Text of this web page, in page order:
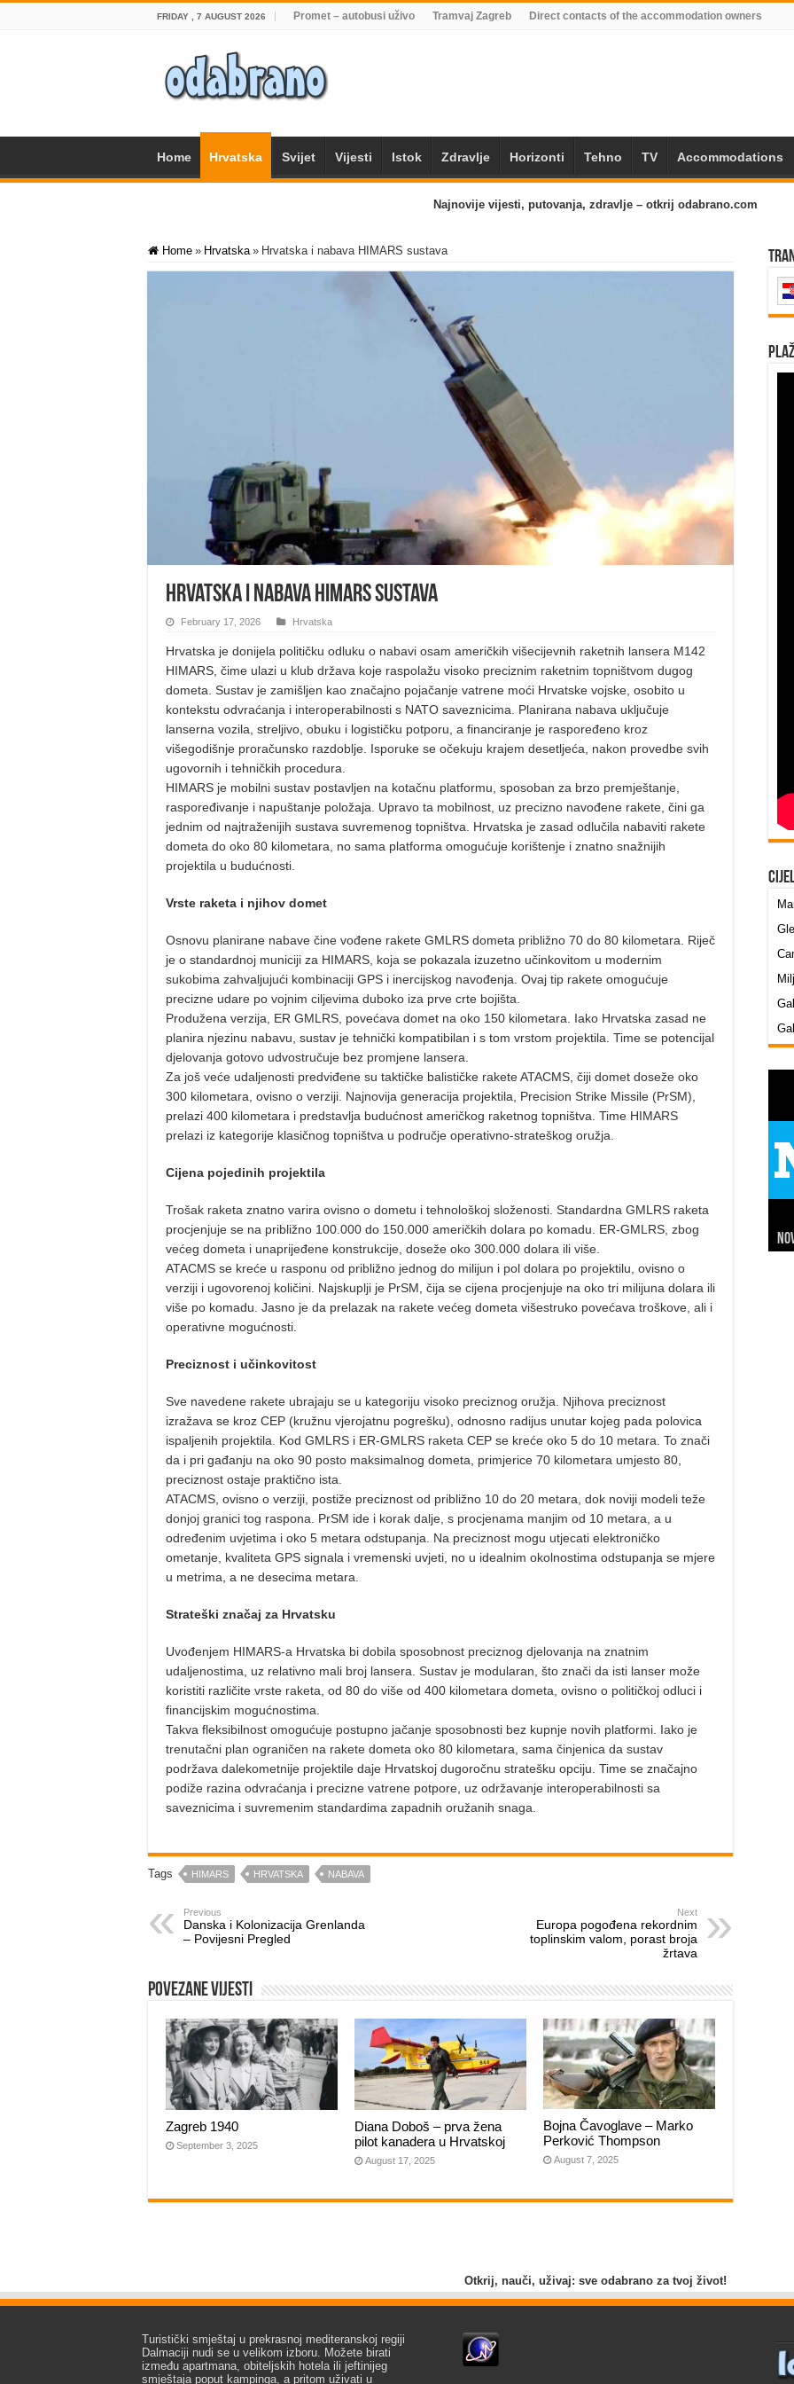
FRIDAY , 7 AUGUST 2026 Promet – autobusi uživo Tramvaj Zagreb Direct contacts of the accommodation owners
Home Hrvatska Svijet Vijesti Istok Zdravlje Horizonti Tehno TV Accommodations
Najnovije vijesti, putovanja, zdravlje – otkrij odabrano.com
Home » Hrvatska » Hrvatska i nabava HIMARS sustava
Hrvatska i nabava HIMARS sustava
February 17, 2026 Hrvatska
Hrvatska je donijela političku odluku o nabavi osam američkih višecijevnih raketnih lansera M142
HIMARS, čime ulazi u klub država koje raspolažu visoko preciznim raketnim topništvom dugog
dometa. Sustav je zamišljen kao značajno pojačanje vatrene moći Hrvatske vojske, osobito u
kontekstu odvraćanja i interoperabilnosti s NATO saveznicima. Planirana nabava uključuje
lanserna vozila, streljivo, obuku i logističku potporu, a financiranje je raspoređeno kroz
višegodišnje proračunsko razdoblje. Isporuke se očekuju krajem desetljeća, nakon provedbe svih
ugovornih i tehničkih procedura.
HIMARS je mobilni sustav postavljen na kotačnu platformu, sposoban za brzo premještanje,
raspoređivanje i napuštanje položaja. Upravo ta mobilnost, uz precizno navođene rakete, čini ga
jednim od najtraženijih sustava suvremenog topništva. Hrvatska je zasad odlučila nabaviti rakete
dometa do oko 80 kilometara, no sama platforma omogućuje korištenje i znatno snažnijih
projektila u budućnosti.
Vrste raketa i njihov domet
Osnovu planirane nabave čine vođene rakete GMLRS dometa približno 70 do 80 kilometara. Riječ
je o standardnoj municiji za HIMARS, koja se pokazala izuzetno učinkovitom u modernim
sukobima zahvaljujući kombinaciji GPS i inercijskog navođenja. Ovaj tip rakete omogućuje
precizne udare po vojnim ciljevima duboko iza prve crte bojišta.
Produžena verzija, ER GMLRS, povećava domet na oko 150 kilometara. Iako Hrvatska zasad ne
planira njezinu nabavu, sustav je tehnički kompatibilan i s tom vrstom projektila. Time se potencijal
djelovanja gotovo udvostručuje bez promjene lansera.
Za još veće udaljenosti predviđene su taktičke balističke rakete ATACMS, čiji domet doseže oko
300 kilometara, ovisno o verziji. Najnovija generacija projektila, Precision Strike Missile (PrSM),
prelazi 400 kilometara i predstavlja budućnost američkog raketnog topništva. Time HIMARS
prelazi iz kategorije klasičnog topništva u područje operativno-strateškog oružja.
Cijena pojedinih projektila
Trošak raketa znatno varira ovisno o dometu i tehnološkoj složenosti. Standardna GMLRS raketa
procjenjuje se na približno 100.000 do 150.000 američkih dolara po komadu. ER-GMLRS, zbog
većeg dometa i unaprijeđene konstrukcije, doseže oko 300.000 dolara ili više.
ATACMS se kreće u rasponu od približno jednog do milijun i pol dolara po projektilu, ovisno o
verziji i ugovorenoj količini. Najskuplji je PrSM, čija se cijena procjenjuje na oko tri milijuna dolara ili
više po komadu. Jasno je da prelazak na rakete većeg dometa višestruko povećava troškove, ali i
operativne mogućnosti.
Preciznost i učinkovitost
Sve navedene rakete ubrajaju se u kategoriju visoko preciznog oružja. Njihova preciznost
izražava se kroz CEP (kružnu vjerojatnu pogrešku), odnosno radijus unutar kojeg pada polovica
ispaljenih projektila. Kod GMLRS i ER-GMLRS raketa CEP se kreće oko 5 do 10 metara. To znači
da i pri gađanju na oko 90 posto maksimalnog dometa, primjerice 70 kilometara umjesto 80,
preciznost ostaje praktično ista.
ATACMS, ovisno o verziji, postiže preciznost od približno 10 do 20 metara, dok noviji modeli teže
donjoj granici tog raspona. PrSM ide i korak dalje, s procjenama manjim od 10 metara, a u
određenim uvjetima i oko 5 metara odstupanja. Na preciznost mogu utjecati elektroničko
ometanje, kvaliteta GPS signala i vremenski uvjeti, no u idealnim okolnostima odstupanja se mjere
u metrima, a ne desecima metara.
Strateški značaj za Hrvatsku
Uvođenjem HIMARS-a Hrvatska bi dobila sposobnost preciznog djelovanja na znatnim
udaljenostima, uz relativno mali broj lansera. Sustav je modularan, što znači da isti lanser može
koristiti različite vrste raketa, od 80 do više od 400 kilometara dometa, ovisno o političkoj odluci i
financijskim mogućnostima.
Takva fleksibilnost omogućuje postupno jačanje sposobnosti bez kupnje novih platformi. Iako je
trenutačni plan ograničen na rakete dometa oko 80 kilometara, sama činjenica da sustav
podržava dalekometnije projektile daje Hrvatskoj dugoročnu stratešku opciju. Time se značajno
podiže razina odvraćanja i precizne vatrene potpore, uz održavanje interoperabilnosti sa
saveznicima i suvremenim standardima zapadnih oružanih snaga.
Tags HIMARS HRVATSKA NABAVA
Previous
Danska i Kolonizacija Grenlanda
– Povijesni Pregled
Next
Europa pogođena rekordnim
toplinskim valom, porast broja
žrtava
Povezane vijesti
Zagreb 1940
September 3, 2025
Diana Doboš – prva žena
pilot kanadera u Hrvatskoj
August 17, 2025
Bojna Čavoglave – Marko
Perković Thompson
August 7, 2025
7
24
Otkrij, nauči, uživaj: sve odabrano za tvoj život!
Turistički smještaj u prekrasnoj mediteranskoj regiji
Dalmaciji nudi se u velikom izboru. Možete birati
između apartmana, obiteljskih hotela ili jeftinijeg
smještaja poput kampinga, a pritom uživati u